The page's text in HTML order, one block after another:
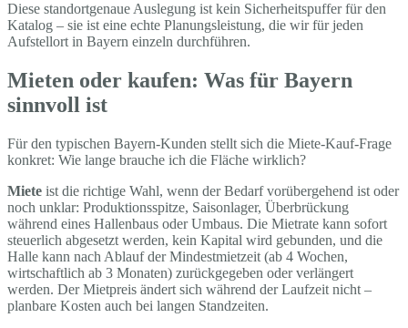
Diese standortgenaue Auslegung ist kein Sicherheitspuffer für den
Katalog – sie ist eine echte Planungsleistung, die wir für jeden
Aufstellort in Bayern einzeln durchführen.
Mieten oder kaufen: Was für Bayern
sinnvoll ist
Für den typischen Bayern-Kunden stellt sich die Miete-Kauf-Frage
konkret: Wie lange brauche ich die Fläche wirklich?
Miete ist die richtige Wahl, wenn der Bedarf vorübergehend ist oder
noch unklar: Produktionsspitze, Saisonlager, Überbrückung
während eines Hallenbaus oder Umbaus. Die Mietrate kann sofort
steuerlich abgesetzt werden, kein Kapital wird gebunden, und die
Halle kann nach Ablauf der Mindestmietzeit (ab 4 Wochen,
wirtschaftlich ab 3 Monaten) zurückgegeben oder verlängert
werden. Der Mietpreis ändert sich während der Laufzeit nicht –
planbare Kosten auch bei langen Standzeiten.